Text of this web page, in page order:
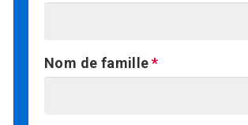
Nom de famille